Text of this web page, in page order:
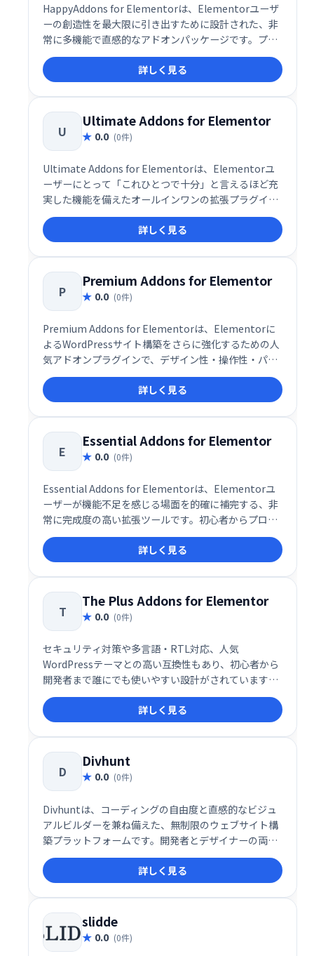
HappyAddons for Elementorは、Elementorユーザ
ーの創造性を最大限に引き出すために設計された、非
常に多機能で直感的なアドオンパッケージです。プロ
フェッショナルだけでなく、初心者にも扱いやすいイ
ンターフェースと設計思想が特徴で、世界中の
WordPress制作者に愛用されています。現在、無料60
種以上、有料65種以上のウィジェットが提供されてお
り、デザイン性・操作性ともに高い評価を得ていま
す。
詳しく見る
U
Ultimate Addons for Elementor
0.0 (0件)
Ultimate Addons for Elementorは、Elementorユ
ーザーにとって「これひとつで十分」と言えるほど充
実した機能を備えたオールインワンの拡張プラグイン
です。世界で65万人以上のウェブデザイナーや制作者
に利用されており、プロレベルのデザインをより短時
間で効率的に実現できるツールとして高い評価を受け
ています。
詳しく見る
P
Premium Addons for Elementor
0.0 (0件)
Premium Addons for Elementorは、Elementorに
よるWordPressサイト構築をさらに強化するための人
気アドオンプラグインで、デザイン性・操作性・パフ
ォーマンスすべてを高次元で両立した多機能ツールで
す。無料版とPro版の両方で利用でき、580以上のコン
テナテンプレートや多数のウィジェットを搭載してお
り、ノーコードで洗練されたWebサイトをスピーディ
ーに構築可能です。
詳しく見る
E
Essential Addons for Elementor
0.0 (0件)
Essential Addons for Elementorは、Elementorユ
ーザーが機能不足を感じる場面を的確に補完する、非
常に完成度の高い拡張ツールです。初心者からプロフ
ェッショナルまで、Elementorをよりパワフルかつ効
率的に活用したいユーザーにとって、導入すべき価値
のあるアドオンといえるでしょう。
詳しく見る
T
The Plus Addons for Elementor
0.0 (0件)
セキュリティ対策や多言語・RTL対応、人気
WordPressテーマとの高い互換性もあり、初心者から
開発者まで誰にでも使いやすい設計がされています。
Elementorの可能性を最大限に引き出しつつ、快適な
ユーザー体験と高品質なWebサイト構築を支援する、
信頼性の高い拡張アドオンです。
詳しく見る
D
Divhunt
0.0 (0件)
Divhuntは、コーディングの自由度と直感的なビジュ
アルビルダーを兼ね備えた、無制限のウェブサイト構
築プラットフォームです。開発者とデザイナーの両方
に対応し、コード不要のドラッグ＆ドロップ操作と、
カスタムコードの統合を柔軟に組み合わせることがで
きます。SEO最適化、CMS、REST API、プラグイン、
ローカライゼーション、カスタムファイル管理など、
包括的な機能を備えており、個人ユーザーからエンタ
ープライズまで対応可能な多機能なサイト構築環境を
提供します。
詳しく見る
slidde
0.0 (0件)